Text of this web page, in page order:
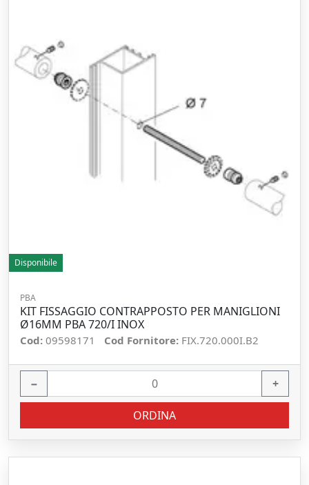
Disponibile
PBA
KIT FISSAGGIO CONTRAPPOSTO PER MANIGLIONI
Ø16MM PBA 720/I INOX
Cod: 09598171 Cod Fornitore: FIX.720.000I.B2
− +
ORDINA